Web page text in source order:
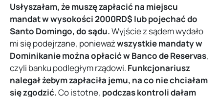
Usłyszałam, że muszę zapłacić na miejscu
mandat w wysokości 2000RD$ lub pojechać do
Santo Domingo, do sądu.Wyjście z sądem wydało
mi się podejrzane, ponieważwszystkie mandaty w
Dominikanie można opłacić w Banco de Reservas,
czyli banku podległym rządowi. Funkcjonariusz
nalegał żebym zapłaciła jemu, na co nie chciałam
się zgodzić.Co istotne, podczas kontroli dałam